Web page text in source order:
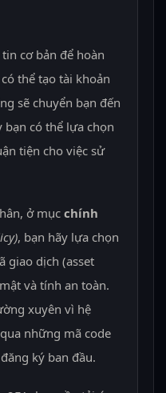
cơ bản để hoàn
thể tạo tài khoản
sẽ chuyển bạn đến
bạn có thể lựa chọn
tiện cho việc sử
ở mụcchính
, bạn hãy lựa chọn
giao dịch (asset
và tính an toàn.
xuyên vì hệ
những mã code
ký ban đầu.